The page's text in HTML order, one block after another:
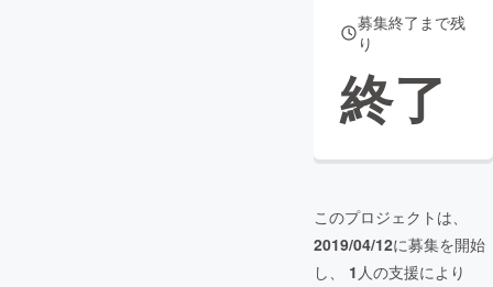
募集終了まで残
り
終了
このプロジェクトは、
2019/04/12に募集を開始
し、 1 人の支援により